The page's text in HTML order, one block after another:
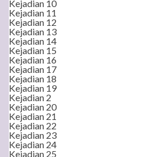
Kejadian 10
Kejadian 11
Kejadian 12
Kejadian 13
Kejadian 14
Kejadian 15
Kejadian 16
Kejadian 17
Kejadian 18
Kejadian 19
Kejadian 2
Kejadian 20
Kejadian 21
Kejadian 22
Kejadian 23
Kejadian 24
Kejadian 25